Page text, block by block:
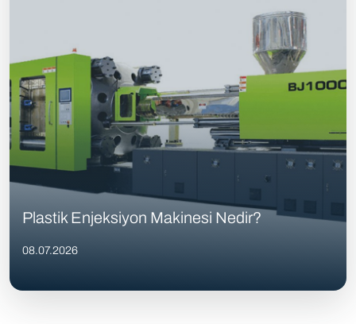
Plastik Enjeksiyon Makinesi Nedir?
08.07.2026